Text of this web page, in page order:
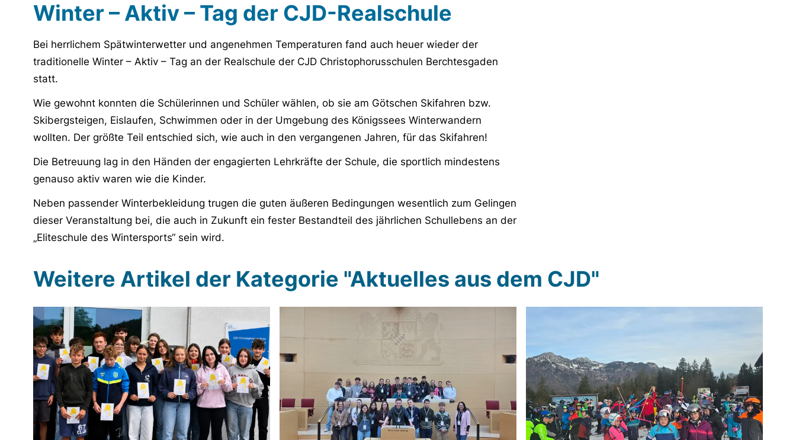
Winter – Aktiv – Tag der CJD-Realschule
Bei herrlichem Spätwinterwetter und angenehmen Temperaturen fand auch heuer wieder der
traditionelle Winter – Aktiv – Tag an der Realschule der CJD Christophorusschulen Berchtesgaden
statt.
Wie gewohnt konnten die Schülerinnen und Schüler wählen, ob sie am Götschen Skifahren bzw.
Skibergsteigen, Eislaufen, Schwimmen oder in der Umgebung des Königssees Winterwandern
wollten. Der größte Teil entschied sich, wie auch in den vergangenen Jahren, für das Skifahren!
Die Betreuung lag in den Händen der engagierten Lehrkräfte der Schule, die sportlich mindestens
genauso aktiv waren wie die Kinder.
Neben passender Winterbekleidung trugen die guten äußeren Bedingungen wesentlich zum Gelingen
dieser Veranstaltung bei, die auch in Zukunft ein fester Bestandteil des jährlichen Schullebens an der
„Eliteschule des Wintersports“ sein wird.
Weitere Artikel der Kategorie "Aktuelles aus dem CJD"